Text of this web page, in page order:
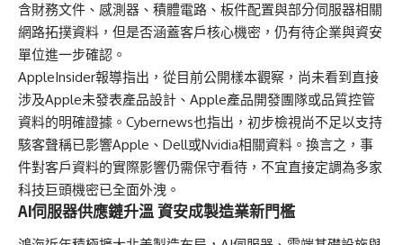
含財務文件、感測器、積體電路、板件配置與部分伺服器相關
網路拓撲資料，但是否涵蓋客戶核心機密，仍有待企業與資安
單位進一步確認。
AppleInsider報導指出，從目前公開樣本觀察，尚未看到直接
涉及Apple未發表產品設計、Apple產品開發團隊或品質控管
資料的明確證據。Cybernews也指出，初步檢視尚不足以支持
駭客聲稱已影響Apple、Dell或Nvidia相關資料。換言之，事
件對客戶資料的實際影響仍需保守看待，不宜直接定調為多家
科技巨頭機密已全面外洩。
AI伺服器供應鏈升溫 資安成製造業新門檻